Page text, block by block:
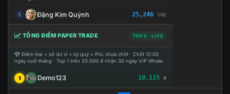
5 Đặng Kim Quỳnh 25,246 VNĐ
TỔNG ĐIỂM PAPER TRADE TOP 5 · LIVE
Điểm live = số dư ví + ký quỹ + PnL chưa chốt · Chốt 12:00
ngày cuối tháng · Top 1 trên 20.000 đ nhận 30 ngày VIP Whale.
1 Demo123 10.115 đ